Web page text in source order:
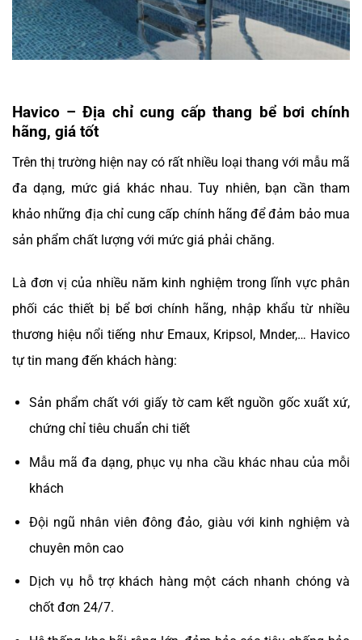
Havico – Địa chỉ cung cấp thang bể bơi chính
hãng, giá tốt
Trên thị trường hiện nay có rất nhiều loại thang với mẫu mã
đa dạng, mức giá khác nhau. Tuy nhiên, bạn cần tham
khảo những địa chỉ cung cấp chính hãng để đảm bảo mua
sản phẩm chất lượng với mức giá phải chăng.
Là đơn vị của nhiều năm kinh nghiệm trong lĩnh vực phân
phối các thiết bị bể bơi chính hãng, nhập khẩu từ nhiều
thương hiệu nổi tiếng như Emaux, Kripsol, Mnder,… Havico
tự tin mang đến khách hàng:
Sản phẩm chất với giấy tờ cam kết nguồn gốc xuất xứ,
chứng chỉ tiêu chuẩn chi tiết
Mẫu mã đa dạng, phục vụ nha cầu khác nhau của mỗi
khách
Đội ngũ nhân viên đông đảo, giàu với kinh nghiệm và
chuyên môn cao
Dịch vụ hỗ trợ khách hàng một cách nhanh chóng và
chốt đơn 24/7.